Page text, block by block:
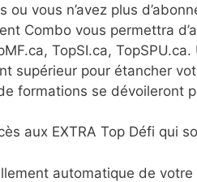
ou vous n’avez plus
Combo vous permettra
TopSI.ca,
supérieur pour étancher
formations se dévoileront
aux EXTRA Top Défi qui
automatique de